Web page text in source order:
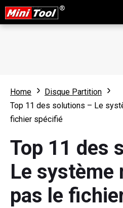
Home
Disque Partition
Top 11 des solutions – Le
fichier spécifié
Top 11 des
Le système
pas le